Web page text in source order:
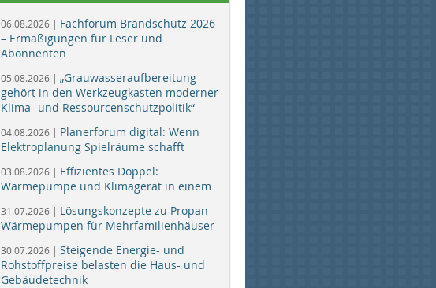
06.08.2026 | Fachforum Brandschutz 2026
– Ermäßigungen für Leser und
Abonnenten
05.08.2026 | „Grauwasseraufbereitung
gehört in den Werkzeugkasten moderner
Klima- und Ressourcenschutzpolitik“
04.08.2026 | Planerforum digital: Wenn
Elektroplanung Spielräume schafft
03.08.2026 | Effizientes Doppel:
Wärmepumpe und Klimagerät in einem
31.07.2026 | Lösungskonzepte zu Propan-
Wärmepumpen für Mehrfamilienhäuser
30.07.2026 | Steigende Energie- und
Rohstoffpreise belasten die Haus- und
Gebäudetechnik